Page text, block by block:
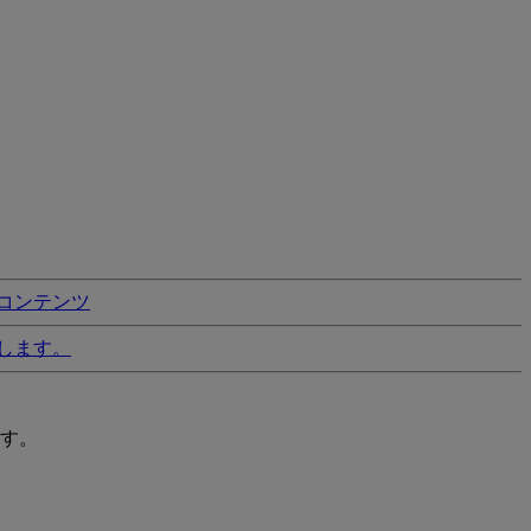
ンテンツ
ます。
。